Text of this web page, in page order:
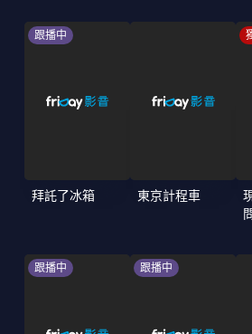
跟播中
拜託了冰箱 東京計程車
跟播中 跟播中